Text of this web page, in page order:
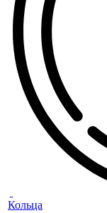
Кольца